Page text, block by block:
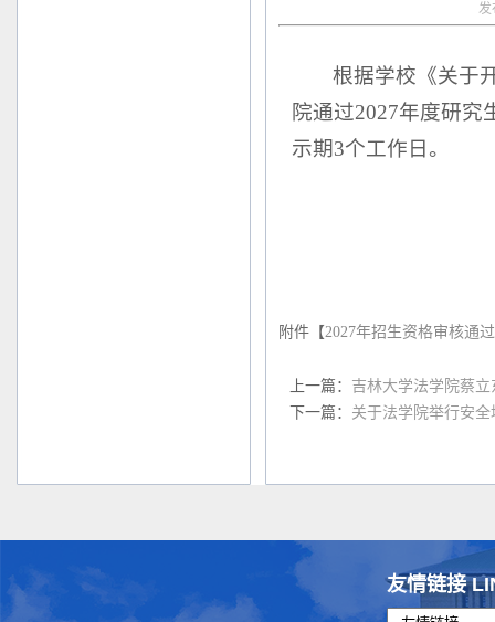
根据学校《关于
院通过2027年度研
示期3个工作日。
附件【2027年招生资格审核通
上一篇： 吉林大学法学院蔡
下一篇： 关于法学院举行安
友情链接